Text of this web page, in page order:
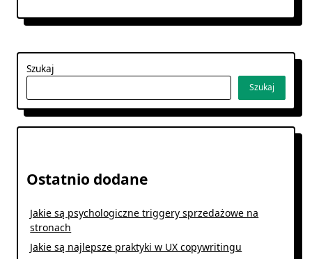
Szukaj
Szukaj
Ostatnio dodane
Jakie są psychologiczne triggery sprzedażowe na
stronach
Jakie są najlepsze praktyki w UX copywritingu